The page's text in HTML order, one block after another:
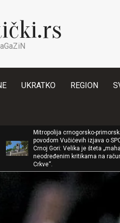
UKRATKO REGION
crnogorsko-primorska
Vučićevih izjava o SPC u
Gori: Velika je šteta „mahati vrlo
kritikama na račun